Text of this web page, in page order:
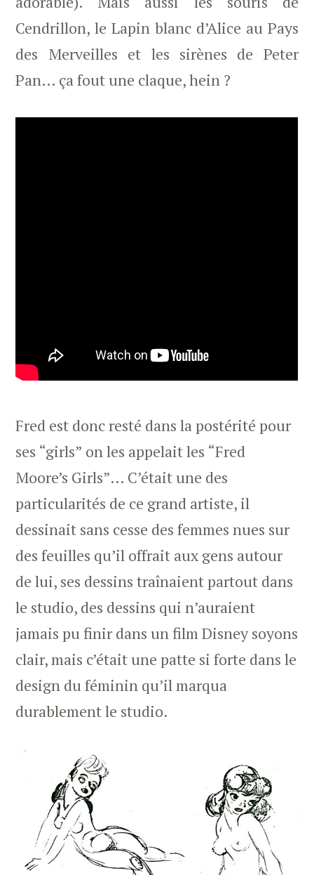
Cendrillon, le Lapin blanc d’Alice au Pays
des Merveilles et les sirènes de Peter
Pan… ça fout une claque, hein ?
Fred est donc resté dans la postérité pour
ses “girls” on les appelait les “Fred
Moore’s Girls”… C’était une des
particularités de ce grand artiste, il
dessinait sans cesse des femmes nues sur
des feuilles qu’il offrait aux gens autour
de lui, ses dessins traînaient partout dans
le studio, des dessins qui n’auraient
jamais pu finir dans un film Disney soyons
clair, mais c’était une patte si forte dans le
design du féminin qu’il marqua
durablement le studio.